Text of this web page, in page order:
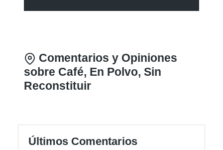
Comentarios y Opiniones
sobre Café, En Polvo, Sin
Reconstituir
Últimos Comentarios